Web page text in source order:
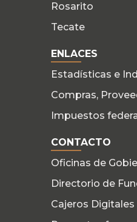
Rosarito
Tecate
ENLACES
Estadísticas e
Compras,
Impuestos
CONTACTO
Oficinas de
Directorio de
Cajeros Digitales